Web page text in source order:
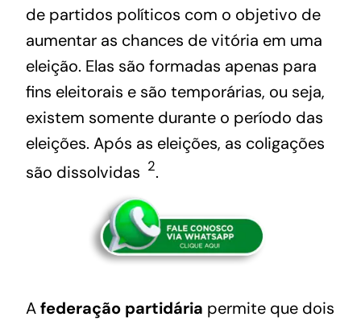
de partidos políticos com o objetivo de
aumentar as chances de vitória em uma
eleição. Elas são formadas apenas para
fins eleitorais e são temporárias, ou seja,
existem somente durante o período das
eleições. Após as eleições, as coligações
são dissolvidas 2.
Afederação partidária permite que dois